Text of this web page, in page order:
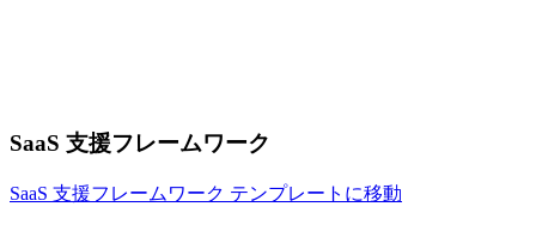
SaaS 支援フレームワーク
SaaS 支援フレームワーク テンプレートに移動